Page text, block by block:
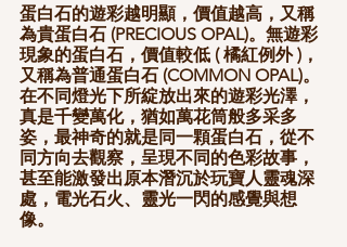
蛋白石的遊彩越明顯，價值越高，又稱
為貴蛋白石 (PRECIOUS OPAL)。無遊彩
現象的蛋白石，價值較低 ( 橘紅例外 )，
又稱為普通蛋白石 (COMMON OPAL)。
在不同燈光下所綻放出來的遊彩光澤，
真是千變萬化，猶如萬花筒般多采多
姿，最神奇的就是同一顆蛋白石，從不
同方向去觀察，呈現不同的色彩故事，
甚至能激發出原本潛沉於玩寶人靈魂深
處，電光石火、靈光一閃的感覺與想
像。